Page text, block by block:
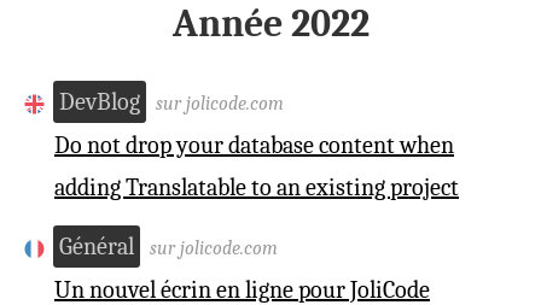
Année 2022
DevBlog sur jolicode.com
Do not drop your database content when
adding Translatable to an existing project
Général sur jolicode.com
Un nouvel écrin en ligne pour JoliCode